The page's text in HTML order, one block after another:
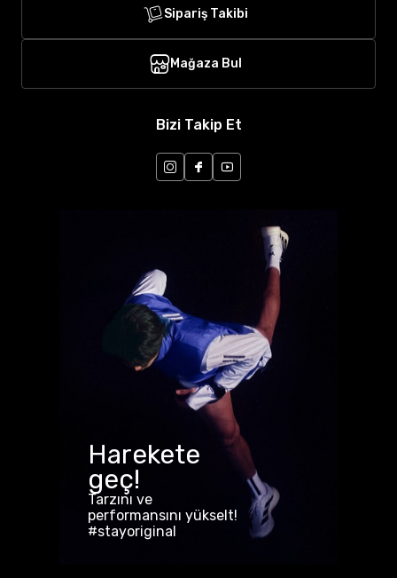
Sipariş Takibi
Mağaza Bul
Bizi Takip Et
Harekete
geç!
Tarzını ve
performansını yükselt!
#stayoriginal